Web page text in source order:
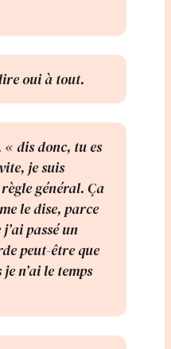
oui à tout.
« dis donc, tu es
je suis
général. Ça
le dise, parce
passé un
peut-être que
n’ai le temps